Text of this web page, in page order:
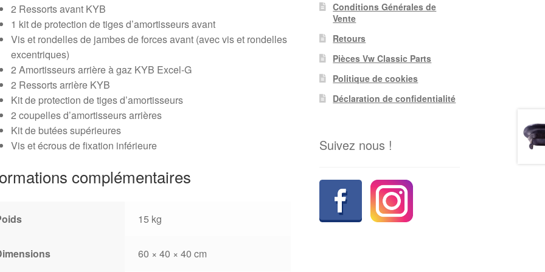
2 Ressorts avant KYB
1 kit de protection de tiges d’amortisseurs avant
Vis et rondelles de jambes de forces avant (avec vis et rondelles
excentriques)
2 Amortisseurs arrière à gaz KYB Excel-G
2 Ressorts arrière KYB
Kit de protection de tiges d’amortisseurs
2 coupelles d’amortisseurs arrières
Kit de butées supérieures
Vis et écrous de fixation inférieure
complémentaires
15 kg
60 × 40 × 40 cm
Conditions Générales de
Vente
Retours
Pièces Vw Classic Parts
Politique de cookies
Déclaration de confidentialité
Suivez nous !